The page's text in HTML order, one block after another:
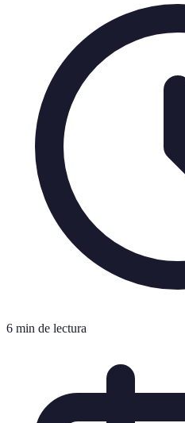
6 min de lectura